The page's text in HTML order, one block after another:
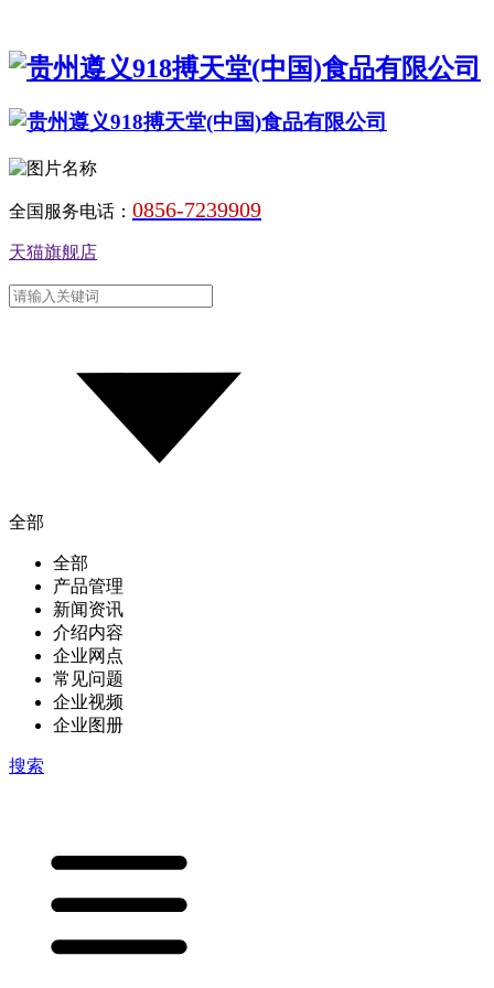
全国服务电话： 0856-7239909
天猫旗舰店
全部
全部
产品管理
新闻资讯
介绍内容
企业网点
常见问题
企业视频
企业图册
搜索